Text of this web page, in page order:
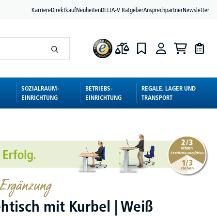
KarriereDirektkaufNeuheitenDELTA-V RatgeberAnsprechpartnerNewsletter
SOZIALRAUM-
EINRICHTUNG
BETRIEBS-
EINRICHTUNG
REGALE, LAGER UND
TRANSPORT
mit Kurbel | Weiß